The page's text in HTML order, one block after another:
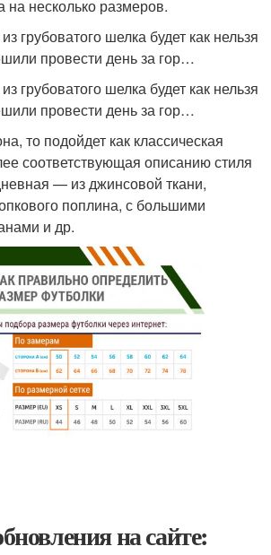
на несколько размеров.
грубоватого шелка будет как нельзя
провести день за гор…
грубоватого шелка будет как нельзя
провести день за гор…
то подойдет как классическая
соответствующая описанию стиля
— из джинсовой ткани,
поплина, с большими
и др.
на сайте: